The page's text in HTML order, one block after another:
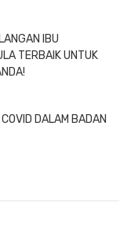
IBU
TERBAIK UNTUK
DALAM BADAN